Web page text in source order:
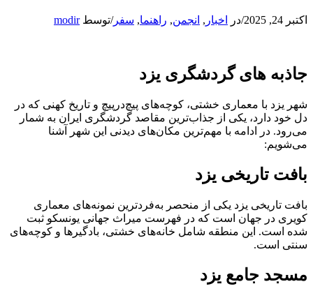
اکتبر 24, 2025 /در اخبار , انجمن, راهنما, سفر/توسطmodir
جاذبه های گردشگری یزد
شهر یزد با معماری خشتی، کوچه‌های پیچ‌درپیچ و تاریخ کهنی که در
دل خود دارد، یکی از جذاب‌ترین مقاصد گردشگری ایران به شمار
می‌رود. در ادامه با مهم‌ترین مکان‌های دیدنی این شهر آشنا
می‌شویم:
بافت تاریخی یزد
بافت تاریخی یزد یکی از منحصر به‌فردترین نمونه‌های معماری
کویری در جهان است که در فهرست میراث جهانی یونسکو ثبت
شده است. این منطقه شامل خانه‌های خشتی، بادگیرها و کوچه‌های
سنتی است.
مسجد جامع یزد